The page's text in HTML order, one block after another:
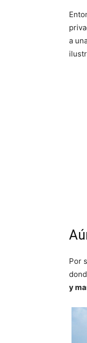
a
Por
y